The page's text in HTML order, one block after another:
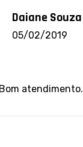
Daiane Souza
05/02/2019
atendimento.